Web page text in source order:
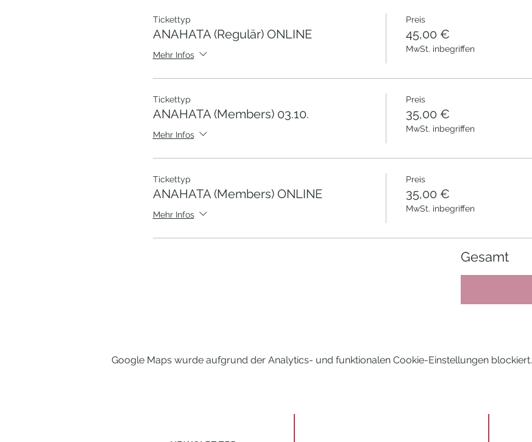
Tickettyp
ANAHATA (Regulär) ONLINE
Mehr Infos
Preis
45,00 €
MwSt. inbegriffen
Tickettyp
ANAHATA (Members) 03.10.
Mehr Infos
Preis
35,00 €
MwSt. inbegriffen
Tickettyp
ANAHATA (Members) ONLINE
Mehr Infos
Preis
35,00 €
MwSt. inbegriffen
Gesamt
Google Maps wurde aufgrund der Analytics- und funktionalen Cookie-Einstellungen blockiert.